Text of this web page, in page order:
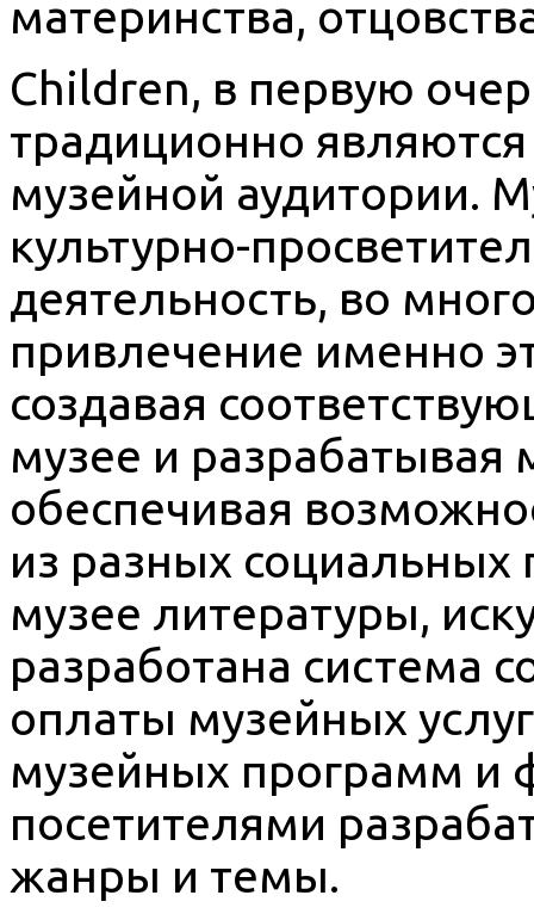
материнства,
Children, в первую
традиционно
музейной аудитории.
культурно-
деятельность, во
привлечение именно
создавая
музее и
обеспечивая
из разных социальных
музее литературы,
разработана система
оплаты музейных
музейных программ и
посетителями
жанры и темы.